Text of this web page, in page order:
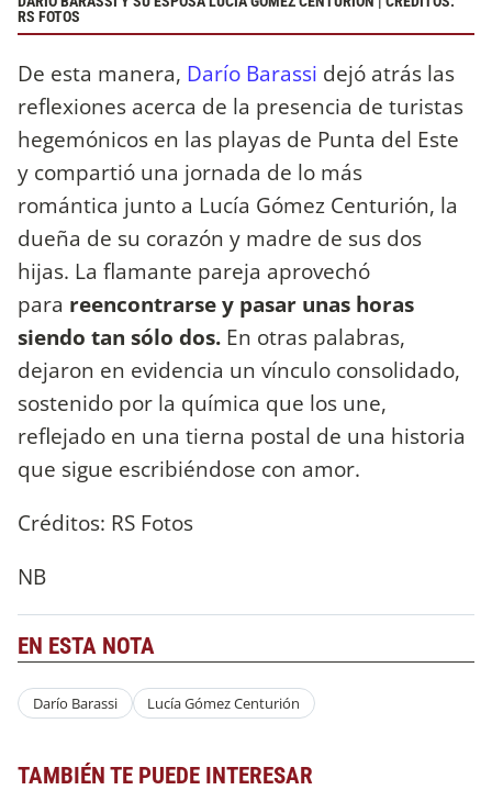
RS FOTOS
De esta manera, Darío Barassi dejó atrás las
reflexiones acerca de la presencia de turistas
hegemónicos en las playas de Punta del Este
y compartió una jornada de lo más
romántica junto a Lucía Gómez Centurión, la
dueña de su corazón y madre de sus dos
hijas. La flamante pareja aprovechó
para reencontrarse y pasar unas horas
siendo tan sólo dos. En otras palabras,
dejaron en evidencia un vínculo consolidado,
sostenido por la química que los une,
reflejado en una tierna postal de una historia
que sigue escribiéndose con amor.
Créditos: RS Fotos
NB
EN ESTA NOTA
Darío Barassi Lucía Gómez Centurión
TAMBIÉN TE PUEDE INTERESAR